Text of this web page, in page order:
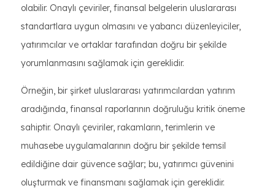
olabilir. Onaylı çeviriler, finansal belgelerin uluslararası
standartlara uygun olmasını ve yabancı düzenleyiciler,
yatırımcılar ve ortaklar tarafından doğru bir şekilde
yorumlanmasını sağlamak için gereklidir.
Örneğin, bir şirket uluslararası yatırımcılardan yatırım
aradığında, finansal raporlarının doğruluğu kritik öneme
sahiptir. Onaylı çeviriler, rakamların, terimlerin ve
muhasebe uygulamalarının doğru bir şekilde temsil
edildiğine dair güvence sağlar; bu, yatırımcı güvenini
oluşturmak ve finansmanı sağlamak için gereklidir.